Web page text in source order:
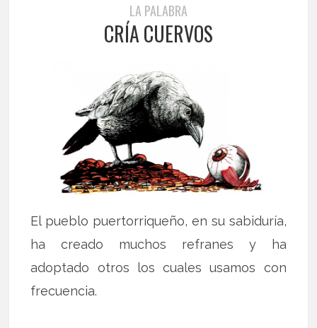
LA PALABRA
CRÍA CUERVOS
El pueblo puertorriqueño, en su sabiduría,
ha creado muchos refranes y ha
adoptado otros los cuales usamos con
frecuencia.